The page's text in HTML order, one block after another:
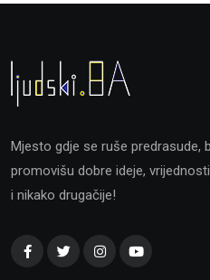
Mjesto gdje se ruše predrasude,
promovišu dobre ideje,
i nikako drugačije!